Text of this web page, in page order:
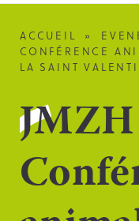
ACCUEIL »
CONFÉRENCE
LA SAINT